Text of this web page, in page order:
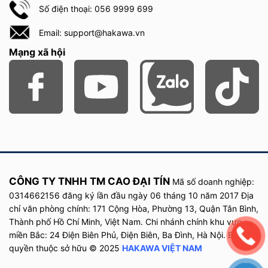
3.2.Phân loại theo thiết kế mục đích sử dụng
thang được gắn với nhau và có thể được gập lại để tiết kiệm
dụng trong gia đình, công nghiệp, xây dựng và các công
việc sửa chữa nhỏ.
Thang ghế inox: Thang ghế inox được thiết kế với khung
bằng inox với các nấc thang có bề mặt rộn. Được sử dụng
rộng rãi trong các ngành công nghiệp như nhà máy, nhà
xưởng, nhà hàng, khách sạn, bể bơi, cũng như trong các
ứng dụng gia đình như trong nhà, sân vườn, hoặc nhà bếp.
Số điện thoại: 056 9999 699
Email: support@hakawa.vn
Mạng xã hội
CÔNG TY TNHH TM CAO ĐẠI TÍN Mã số doanh nghiệp:
0314662156 đăng ký lần đầu ngày 06 tháng 10 năm 2017Địa
chỉ văn phòng chính: 171 Cộng Hòa, Phường 13, Quận Tân Bình,
Thành phố Hồ Chí Minh, Việt Nam. Chi nhánh chính khu vực
miền Bắc: 24 Điện Biên Phủ, Điện Biên, Ba Đình, Hà Nội. Bản
quyền thuộc sở hữu © 2025 HAKAWA VIỆT NAM